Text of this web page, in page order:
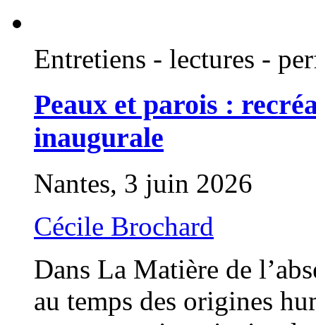
Entretiens - lectures -
Peaux et parois :
inaugurale
Nantes, 3 juin 2026
Cécile Brochard
Dans La Matière de
au temps des origines